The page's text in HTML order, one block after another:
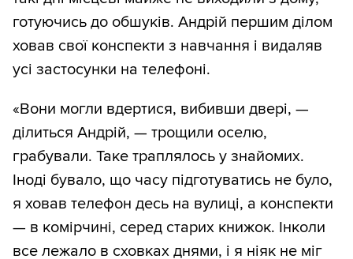
готуючись до обшуків. Андрій першим ділом
ховав свої конспекти з навчання і видаляв
усі застосунки на телефоні.
«Вони могли вдертися, вибивши двері, —
ділиться Андрій, — трощили оселю,
грабували. Таке траплялось у знайомих.
Іноді бувало, що часу підготуватись не було,
я ховав телефон десь на вулиці, а конспекти
— в комірчині, серед старих книжок. Інколи
все лежало в сховках днями, і я ніяк не міг